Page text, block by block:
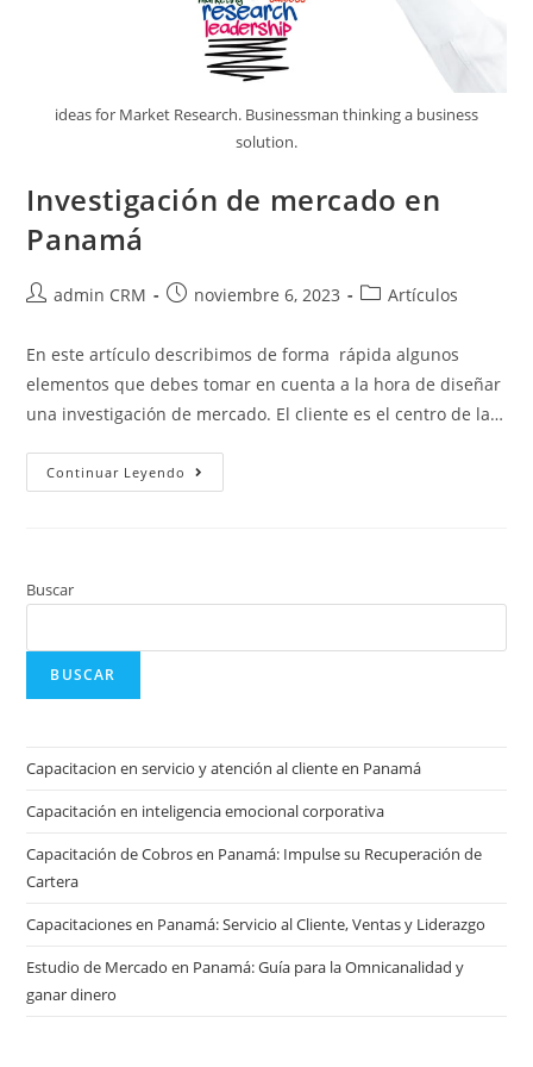
ideas for Market Research. Businessman thinking a business
solution.
Investigación de mercado en
Panamá
admin CRM noviembre 6, 2023 Artículos
En este artículo describimos de forma rápida algunos
elementos que debes tomar en cuenta a la hora de diseñar
una investigación de mercado. El cliente es el centro de la…
Continuar Leyendo
Buscar
BUSCAR
Capacitacion en servicio y atención al cliente en Panamá
Capacitación en inteligencia emocional corporativa
Capacitación de Cobros en Panamá: Impulse su Recuperación de
Cartera
Capacitaciones en Panamá: Servicio al Cliente, Ventas y Liderazgo
Estudio de Mercado en Panamá: Guía para la Omnicanalidad y
ganar dinero